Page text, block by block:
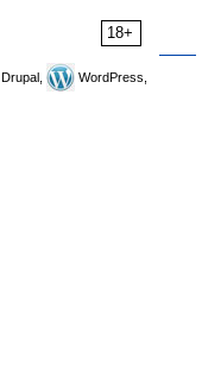
18+
Drupal,
WordPress,